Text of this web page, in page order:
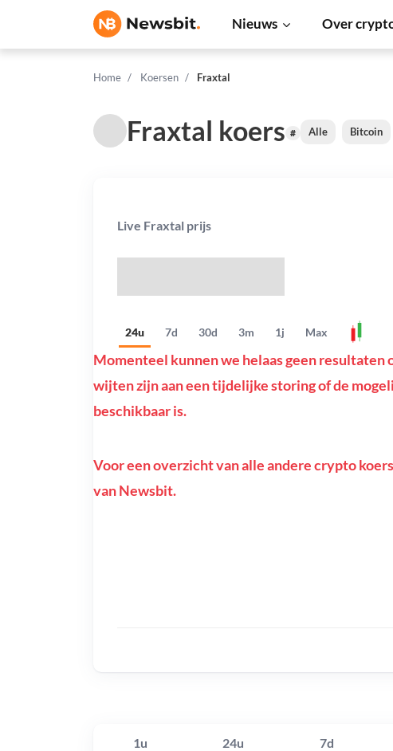
Nieuws Over
Home Koersen Fraxtal
Fraxtal koers # Alle Bitcoin
Live Fraxtal prijs
24u 7d 30d 3m 1j Max
Momenteel kunnen we helaas geen resultaten
wijten zijn aan een tijdelijke storing of de
beschikbaar is.
Voor een overzicht van alle andere crypto
van Newsbit.
1u 24u 7d